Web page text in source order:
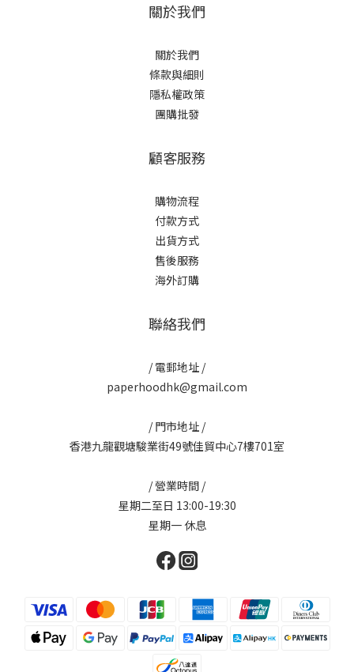
關於我們
關於我們
條款與細則
隱私權政策
團購批發
顧客服務
購物流程
付款方式
出貨方式
售後服務
海外訂購
聯絡我們
/ 電郵地址 /
paperhoodhk@gmail.com
/ 門市地址 /
香港九龍觀塘駿業街49號佳貿中心7樓701室
/ 營業時間 /
星期二至日 13:00-19:30
星期一 休息